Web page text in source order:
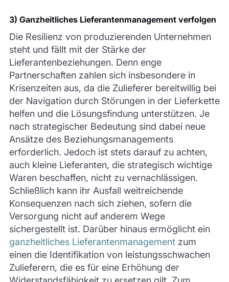
3) Ganzheitliches Lieferantenmanagement verfolgen
Die Resilienz von produzierenden Unternehmen
steht und fällt mit der Stärke der
Lieferantenbeziehungen. Denn enge
Partnerschaften zahlen sich insbesondere in
Krisenzeiten aus, da die Zulieferer bereitwillig bei
der Navigation durch Störungen in der Lieferkette
helfen und die Lösungsfindung unterstützen. Je
nach strategischer Bedeutung sind dabei neue
Ansätze des Beziehungsmanagements
erforderlich. Jedoch ist stets darauf zu achten,
auch kleine Lieferanten, die strategisch wichtige
Waren beschaffen, nicht zu vernachlässigen.
Schließlich kann ihr Ausfall weitreichende
Konsequenzen nach sich ziehen, sofern die
Versorgung nicht auf anderem Wege
sichergestellt ist. Darüber hinaus ermöglicht ein
ganzheitliches Lieferantenmanagementzum
einen die Identifikation von leistungsschwachen
Zulieferern, die es für eine Erhöhung der